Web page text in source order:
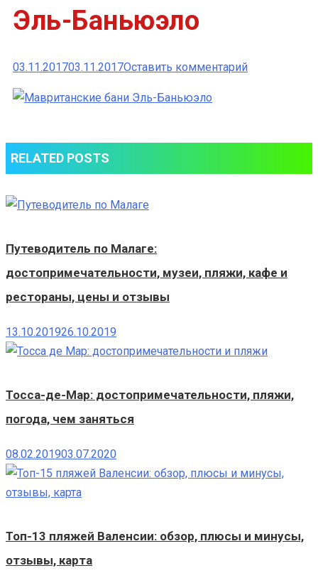
Эль-Баньюэло
03.11.201703.11.2017Оставить комментарийк
Баньюэло
RELATED POSTS
Путеводитель по Малаге:
достопримечательности, музеи, пляжи, кафе и
рестораны, цены и отзывы
13.10.201926.10.2019
Тосса-де-Мар: достопримечательности, пляжи,
погода, чем заняться
08.02.201903.07.2020
Топ-13 пляжей Валенсии: обзор, плюсы и минусы,
отзывы, карта